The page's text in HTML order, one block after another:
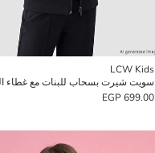
LCW Kids
سويت شيرت بسحاب للبنات مع غطاء
699.00 EGP